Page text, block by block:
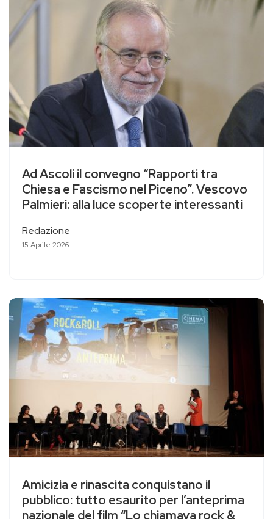
Ad Ascoli il convegno “Rapporti tra
Chiesa e Fascismo nel Piceno”. Vescovo
Palmieri: alla luce scoperte interessanti
Redazione
15 Aprile 2026
Amicizia e rinascita conquistano il
pubblico: tutto esaurito per l’anteprima
nazionale del film “Lo chiamava rock &